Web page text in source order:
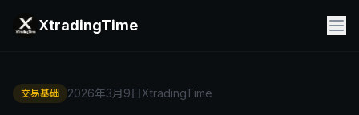
XtradingTime
交易基础 2026年3月9日XtradingTime